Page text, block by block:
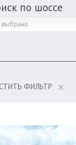
по шоссе
выбрано
ФИЛЬТР